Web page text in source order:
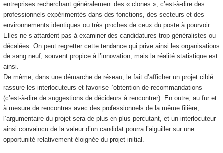
entreprises recherchant généralement des « clones », c’est-à-dire des
professionnels expérimentés dans des fonctions, des secteurs et des
environnements identiques ou très proches de ceux du poste à pourvoir.
Elles ne s’attardent pas à examiner des candidatures trop généralistes ou
décalées. On peut regretter cette tendance qui prive ainsi les organisations
de sang neuf, souvent propice à l’innovation, mais la réalité statistique est
ainsi.
De même, dans une démarche de réseau, le fait d’afficher un projet ciblé
rassure les interlocuteurs et favorise l’obtention de recommandations
(c’est-à-dire de suggestions de décideurs à rencontrer). En outre, au fur et
à mesure de rencontres avec des professionnels de la même filière,
l’argumentaire du projet sera de plus en plus percutant, et un interlocuteur
ainsi convaincu de la valeur d’un candidat pourra l’aiguiller sur une
opportunité relativement éloignée du projet initial.